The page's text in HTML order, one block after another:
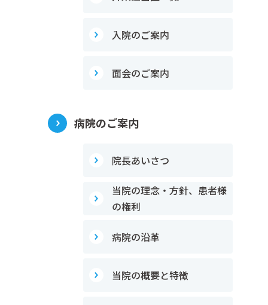
入院のご案内
面会のご案内
病院のご案内
院長あいさつ
当院の理念・方針、患者様
の権利
病院の沿革
当院の概要と特徴